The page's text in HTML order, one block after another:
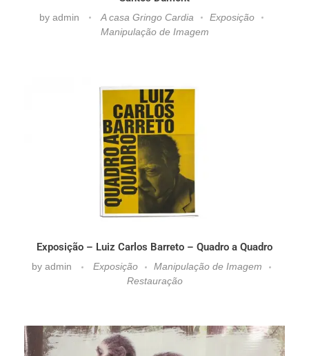
by admin A casa Gringo Cardia
Exposição
Manipulação de Imagem
Exposição – Luiz Carlos Barreto – Quadro a Quadro
by admin Exposição
Manipulação de Imagem
Restauração